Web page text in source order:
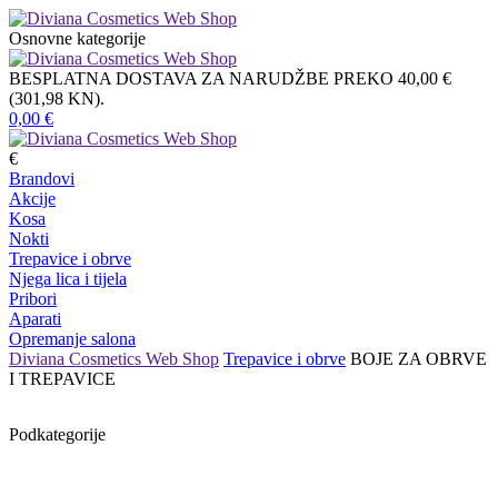
Osnovne kategorije
BESPLATNA DOSTAVA ZA NARUDŽBE PREKO 40,00 €
(301,98 KN).
0,00 €
€
Brandovi
Akcije
Kosa
Nokti
Trepavice i obrve
Njega lica i tijela
Pribori
Aparati
Opremanje salona
Diviana Cosmetics Web Shop Trepavice i obrve BOJE ZA OBRVE
I TREPAVICE
Podkategorije